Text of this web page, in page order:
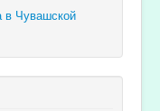
в Чувашской